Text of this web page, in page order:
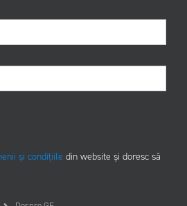
și condițiile din website și doresc să